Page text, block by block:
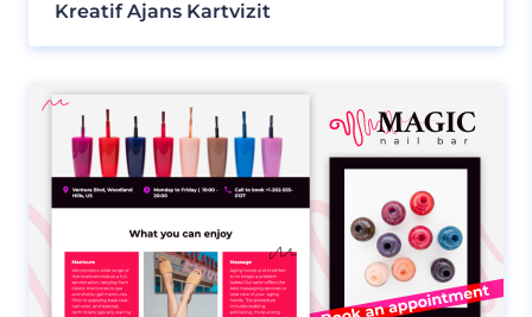
Kreatif Ajans Kartvizit